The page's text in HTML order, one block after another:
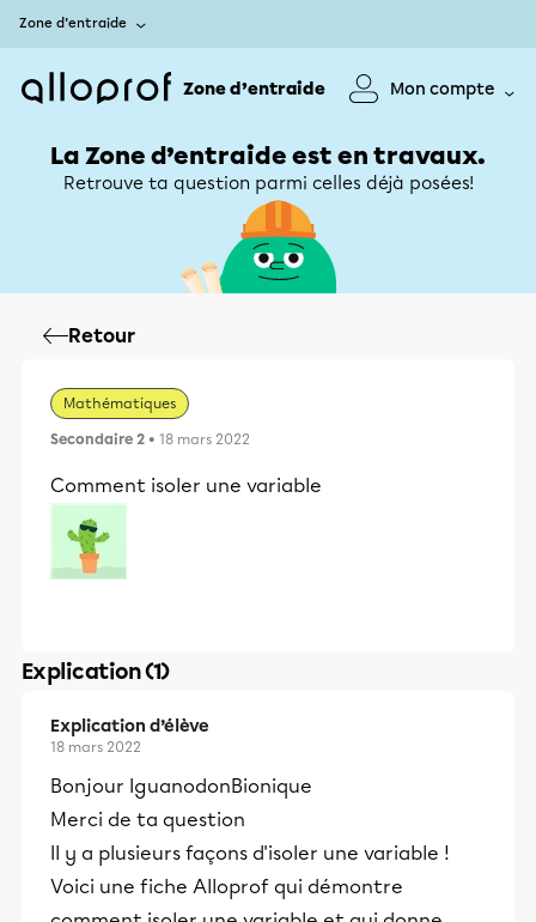
Zone d’entraide
Zone d’entraide Mon compte
La Zone d’entraide est en travaux.
Retrouve ta question parmi celles déjà posées!
Retour
Mathématiques
Secondaire 2 • 18 mars 2022
Comment isoler une variable
Explication (1)
Explication d’élève
18 mars 2022
Bonjour IguanodonBionique
Merci de ta question
Il y a plusieurs façons d'isoler une variable !
Voici une fiche Alloprof qui démontre